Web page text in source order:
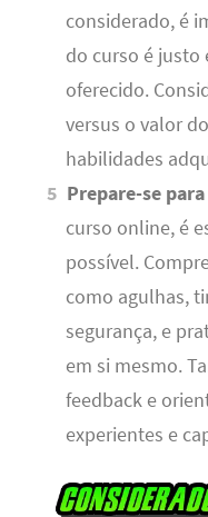
considerado, é
do curso é justo
oferecido.
versus o valor
habilidades
Prepare-se
curso online, é
possível.
como agulhas,
segurança, e
em si mesmo.
feedback e
experientes e